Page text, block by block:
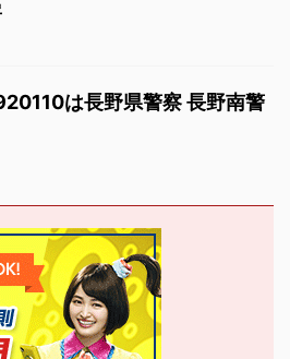
は長野県警察 長野南警